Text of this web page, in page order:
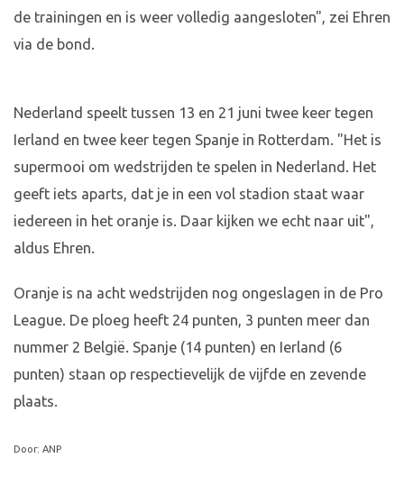
de trainingen en is weer volledig aangesloten", zei Ehren
via de bond.
Nederland speelt tussen 13 en 21 juni twee keer tegen
Ierland en twee keer tegen Spanje in Rotterdam. "Het is
supermooi om wedstrijden te spelen in Nederland. Het
geeft iets aparts, dat je in een vol stadion staat waar
iedereen in het oranje is. Daar kijken we echt naar uit",
aldus Ehren.
Oranje is na acht wedstrijden nog ongeslagen in de Pro
League. De ploeg heeft 24 punten, 3 punten meer dan
nummer 2 België. Spanje (14 punten) en Ierland (6
punten) staan op respectievelijk de vijfde en zevende
plaats.
Door: ANP